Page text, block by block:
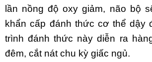
lần nồng độ oxy giảm, não bộ
khẩn cấp đánh thức cơ thể dậy
trình đánh thức này diễn ra
đêm, cắt nát chu kỳ giấc ngủ.